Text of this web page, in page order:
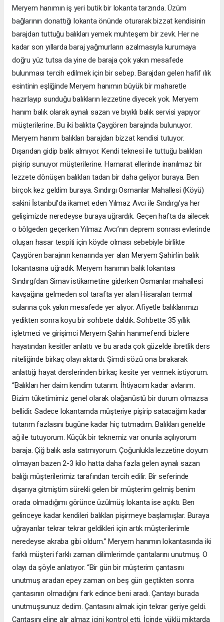
Meryem hanımın iş yeri butik bir lokanta tarzında. Üzüm
bağlarının donattığı lokanta önünde oturarak bizzat kendisinin
barajdan tuttuğu balıkları yemek muhteşem bir zevk. Her ne
kadar son yıllarda baraj yağmurların azalmasıyla kurumaya
doğru yüz tutsa da yine de baraja çok yakın mesafede
bulunması tercih edilmek için bir sebep. Barajdan gelen hafif ılık
esintinin eşliğinde Meryem hanımın büyük bir maharetle
hazırlayıp sunduğu balıkların lezzetine diyecek yok. Meryem
hanım balık olarak aynalı sazan ve bıyıklı balık servisi yapıyor
müşterilerine. Bu iki balıkta Çaygören barajında bulunuyor.
Meryem hanım balıkları barajdan bizzat kendisi tutuyor.
Dışarıdan gidip balık almıyor. Kendi teknesi ile tuttuğu balıkları
pişirip sunuyor müşterilerine. Hamarat ellerinde inanılmaz bir
lezzete dönüşen balıkları tadan bir daha geliyor buraya. Ben
birçok kez geldim buraya. Sındırgı Osmanlar Mahallesi (Köyü)
sakini İstanbul’da ikamet eden Yılmaz Avcı ile Sındırgı’ya her
gelişimizde neredeyse buraya uğrardık. Geçen hafta da ailecek
o bölgeden geçerken Yılmaz Avcı’nın deprem sonrası evlerinde
oluşan hasar tespiti için köyde olması sebebiyle birlikte
Çaygören barajının kenarında yer alan Meryem Şahin’in balık
lokantasına uğradık. Meryem hanımın balık lokantası
Sındırgı’dan Simav istikametine giderken Osmanlar mahallesi
kavşağına gelmeden sol tarafta yer alan Hisaralan termal
sularına çok yakın mesafede yer alıyor. Afiyetle balıklarımızı
yedikten sonra koyu bir sohbete daldık. Sohbette 35 yıllık
işletmeci ve girişimci Meryem Şahin hanımefendi bizlere
hayatından kesitler anlattı ve bu arada çok güzelde ibretlik ders
niteliğinde birkaç olayı aktardı. Şimdi sözü ona bırakarak
anlattığı hayat derslerinden birkaç kesite yer vermek istiyorum.
“Balıkları her daim kendim tutarım. İhtiyacım kadar avlarım.
Bizim tüketimimiz genel olarak olağanüstü bir durum olmazsa
bellidir. Sadece lokantamda müşteriye pişirip satacağım kadar
tutarım fazlasını bugüne kadar hiç tutmadım. Balıkları genelde
ağ ile tutuyorum. Küçük bir teknemiz var onunla açılıyorum
baraja. Çiğ balık asla satmıyorum. Çoğunlukla lezzetine doyum
olmayan bazen 2-3 kilo hatta daha fazla gelen aynalı sazan
balığı müşterilerimiz tarafından tercih edilir. Bir seferinde
dışarıya gitmiştim sürekli gelen bir müşterim gelmiş benim
orada olmadığımı görünce üzülmüş lokanta ise açıktı. Ben
gelinceye kadar kendileri balıkları pişirmeye başlamışlar. Buraya
uğrayanlar tekrar tekrar geldikleri için artık müşterilerimle
neredeyse akraba gibi oldum.” Meryem hanımın lokantasında iki
farklı müşteri farklı zaman dilimlerimde çantalarını unutmuş. O
olayı da şöyle anlatıyor. “Bir gün bir müşterim çantasını
unutmuş aradan epey zaman on beş gün geçtikten sonra
çantasının olmadığını fark edince beni aradı. Çantayı burada
unutmuşsunuz dedim. Çantasını almak için tekrar geriye geldi.
Çantasını eline alır almaz içini kontrol etti. İçinde yüklü miktarda